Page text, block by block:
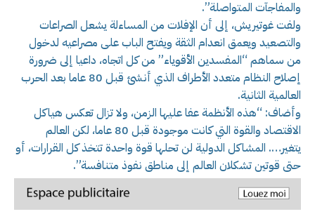
والمفاجآت المتواصلة”.
ولفت غوتيريش، إلى أن الإفلات من المساءلة يشعل الصراعات
والتصعيد ويعمق انعدام الثقة ويفتح الباب على مصراعيه لدخول
من سماهم “المفسدين الأقوياء” من كل اتجاه، داعيا إلى ضرورة
إصلاح النظام متعدد الأطراف الذي أنشئ قبل 80 عاما بعد الحرب
العالمية الثانية.
وأضاف: “هذه الأنظمة عفا عليها الزمن، ولا تزال تعكس هياكل
الاقتصاد والقوة التي كانت موجودة قبل 80 عاما، لكن العالم
يتغير…. المشاكل الدولية لن تحلها قوة واحدة تتخذ كل القرارات، أو
حتى قوتين تشكلان العالم إلى مناطق نفوذ متنافسة”.